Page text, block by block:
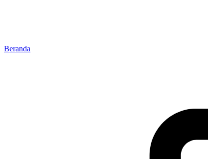
Beranda